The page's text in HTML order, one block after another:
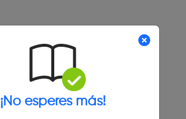
¡No esperes más!